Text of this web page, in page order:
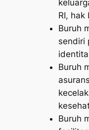
RI, hak
Buruh
sendiri
Buruh
Buruh